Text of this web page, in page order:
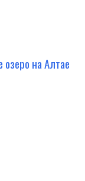
на Алтае